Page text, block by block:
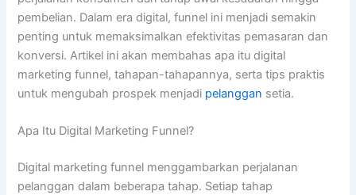
pembelian. Dalam era digital, funnel ini menjadi semakin
penting untuk memaksimalkan efektivitas pemasaran dan
konversi. Artikel ini akan membahas apa itu digital
marketing funnel, tahapan-tahapannya, serta tips praktis
untuk mengubah prospek menjadi pelanggan setia.
Apa Itu Digital Marketing Funnel?
Digital marketing funnel menggambarkan perjalanan
pelanggan dalam beberapa tahap. Setiap tahap